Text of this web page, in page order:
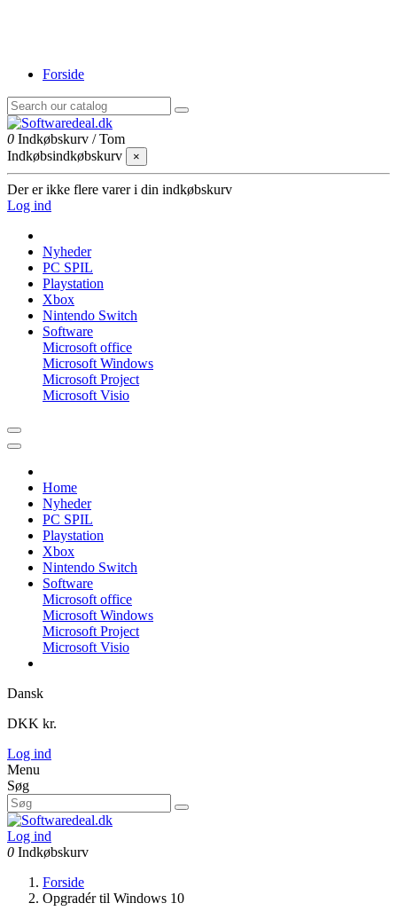
Forside
0 Indkøbskurv /Tom
Indkøbsindkøbskurv
×
Der er ikke flere varer i din indkøbskurv
Log ind
Nyheder
PC SPIL
Playstation
Xbox
Nintendo Switch
Software
Microsoft office
Microsoft Windows
Microsoft Project
Microsoft Visio
Home
Nyheder
PC SPIL
Playstation
Xbox
Nintendo Switch
Software
Microsoft office
Microsoft Windows
Microsoft Project
Microsoft Visio
Dansk
DKK kr.
Log ind
Menu
Søg
Log ind
0 Indkøbskurv
Forside
Opgradér til Windows 10